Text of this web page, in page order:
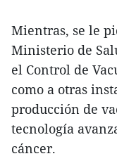
Mientras, se le
Ministerio de
el Control de
como a otras
producción de
tecnología
cáncer.